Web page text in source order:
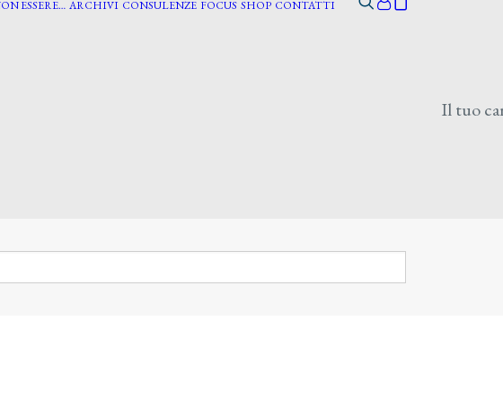
ESSERE… ARCHIVI CONSULENZE FOCUS SHOP CONTATTI
Il tuo